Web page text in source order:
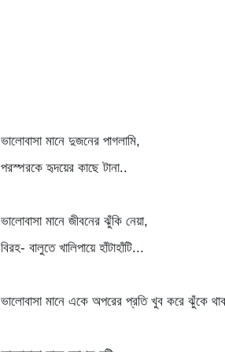
ভালোবাসা মানে দুজনের পাগলামি,
পরস্পরকে হৃদয়ের কাছে টানা..
ভালোবাসা মানে জীবনের ঝুঁকি নেয়া,
বিরহ- বালুতে খালিপায়ে হাঁটাহাঁটি...
ভালোবাসা মানে একে অপরের প্রতি খুব করে ঝুঁকে